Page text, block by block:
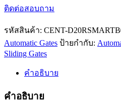
ติดต่อสอบถาม
รหัสสินค้า: CENT-
Automatic Gates ป้ายกำกับ:
Sliding Gates
คำอธิบาย
คำอธิบาย